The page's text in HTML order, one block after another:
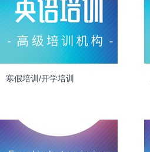
寒假培训/开学培训